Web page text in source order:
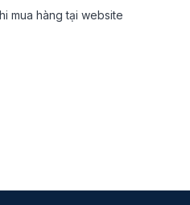
mua hàng tại website